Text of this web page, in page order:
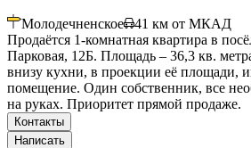
Молодечненское 41 км от МКАД
Продаётся 1-комнатная квартира в
Парковая, 12Б. Площадь – 36,3 кв.
внизу кухни, в проекции её площади,
помещение. Один собственник, все
на руках. Приоритет прямой продаже.
Контакты
Написать